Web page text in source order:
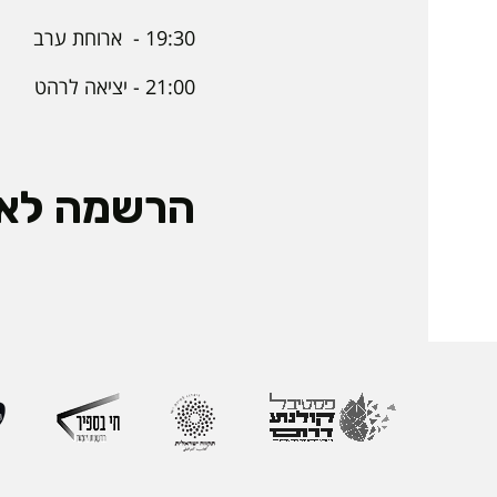
19:30 - ארוחת ערב
21:00 - יציאה לרהט
הרשמה